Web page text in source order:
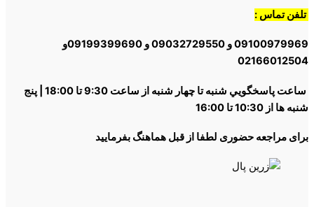
تلفن تماس :
09100979969 و 09032729550 و 09199399690و
02166012504
ساعت پاسخگويي شنبه تا چهار شنبه از ساعت 9:30 تا 18:00 | پنج
شنبه ها از 10:30 تا 16:00
برای مراجعه حضوری لطفا از قبل هماهنگ بفرمایید